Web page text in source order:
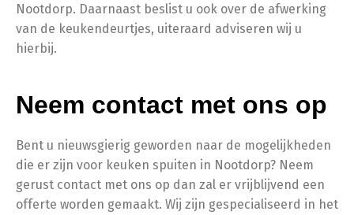
Nootdorp. Daarnaast beslist u ook over de afwerking
van de keukendeurtjes, uiteraard adviseren wij u
hierbij.
Neem contact met ons op
Bent u nieuwsgierig geworden naar de mogelijkheden
die er zijn voor keuken spuiten in Nootdorp? Neem
gerust contact met ons op dan zal er vrijblijvend een
offerte worden gemaakt. Wij zijn gespecialiseerd in het